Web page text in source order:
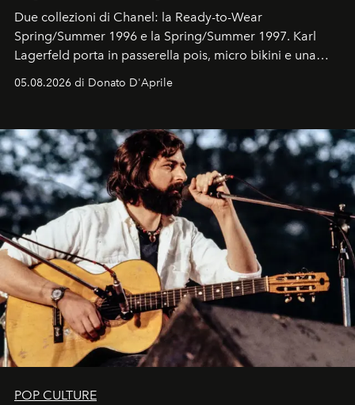
Due collezioni di Chanel: la Ready-to-Wear
Spring/Summer 1996 e la Spring/Summer 1997. Karl
Lagerfeld porta in passerella pois, micro bikini e una
logomania pensata per la spiaggia
Kate, Claudia e Carla una dietro l'altra. Trent'anni dopo,
uno dei documenti più contemporanei che abbiamo.
05.08.2026 di Donato D'Aprile
POP CULTURE